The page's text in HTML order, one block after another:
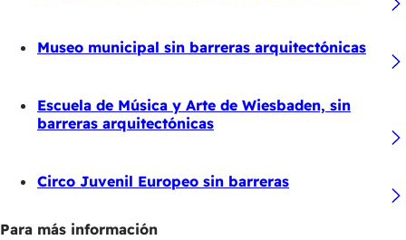
Museo municipal sin barreras arquitectónicas
Escuela de Música y Arte de Wiesbaden, sin
barreras arquitectónicas
Circo Juvenil Europeo sin barreras
Para más información